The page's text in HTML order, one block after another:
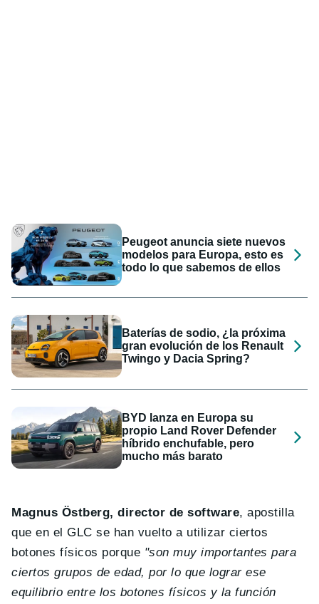
Peugeot anuncia siete nuevos
modelos para Europa, esto es
todo lo que sabemos de ellos
Baterías de sodio, ¿la próxima
gran evolución de los Renault
Twingo y Dacia Spring?
BYD lanza en Europa su
propio Land Rover Defender
híbrido enchufable, pero
mucho más barato
Magnus Östberg, director de software, apostilla
que en el GLC se han vuelto a utilizar ciertos
botones físicos porque "son muy importantes para
ciertos grupos de edad, por lo que lograr ese
equilibrio entre los botones físicos y la función